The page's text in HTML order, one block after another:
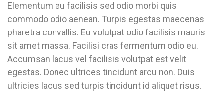
Elementum eu facilisis sed odio morbi quis
commodo odio aenean. Turpis egestas maecenas
pharetra convallis. Eu volutpat odio facilisis mauris
sit amet massa. Facilisi cras fermentum odio eu.
Accumsan lacus vel facilisis volutpat est velit
egestas. Donec ultrices tincidunt arcu non. Duis
ultricies lacus sed turpis tincidunt id aliquet risus.